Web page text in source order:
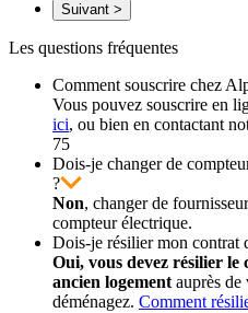
Suivant >
Les questions fréquentes
Comment souscrire chez
Vous pouvez souscrire en
ici, ou bien en contactant
75
Dois-je changer de
?
Non, changer de
compteur électrique.
Dois-je résilier mon contrat
Oui, vous devez résilier le
ancien logement auprès
déménagez. Comment